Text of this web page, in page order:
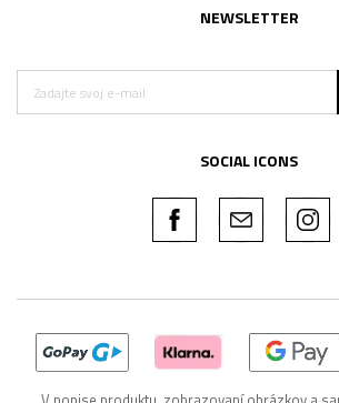
NEWSLETTER
SOCIAL ICONS